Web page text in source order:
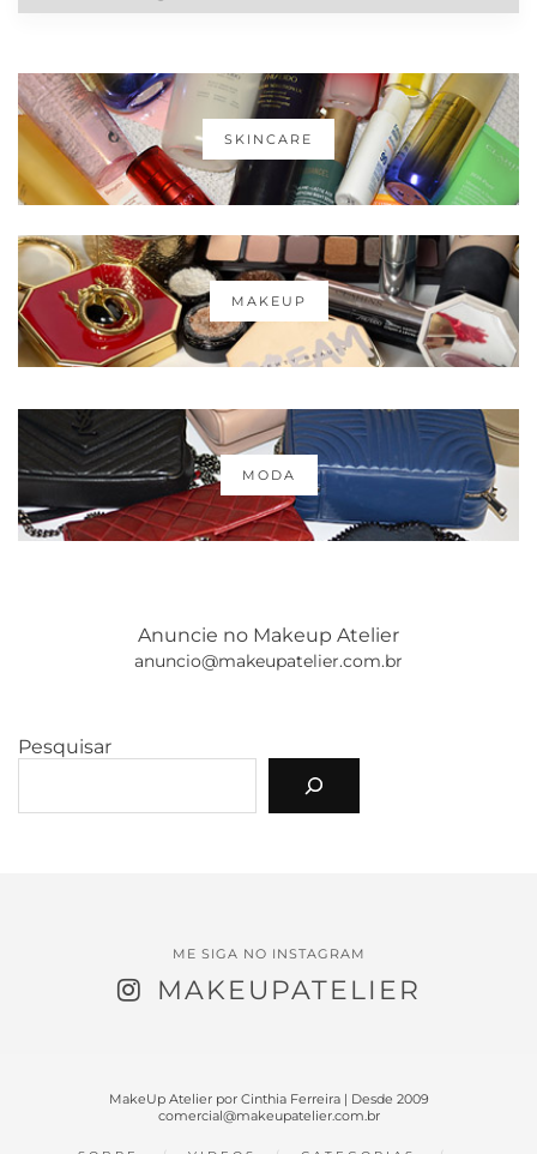
SKINCARE
MAKEUP
MODA
Anuncie no Makeup Atelier
anuncio@makeupatelier.com.br
Pesquisar
ME SIGA NO INSTAGRAM
MAKEUPATELIER
MakeUp Atelier por Cinthia Ferreira | Desde 2009
comercial@makeupatelier.com.br